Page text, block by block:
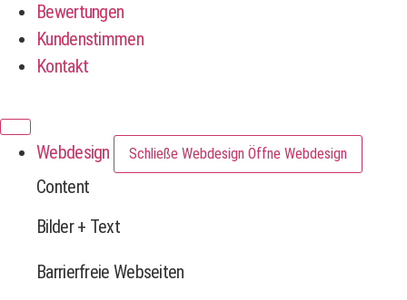
Bewertungen
Kundenstimmen
Kontakt
Webdesign Schließe Webdesign Öffne Webdesign
Content
Bilder + Text
Barrierfreie Webseiten